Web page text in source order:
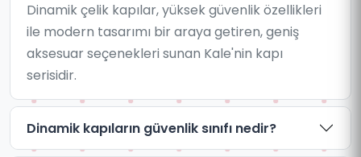
Dinamik çelik kapılar, yüksek güvenlik özellikleri
ile modern tasarımı bir araya getiren, geniş
aksesuar seçenekleri sunan Kale'nin kapı
serisidir.
Dinamik kapıların güvenlik sınıfı nedir?